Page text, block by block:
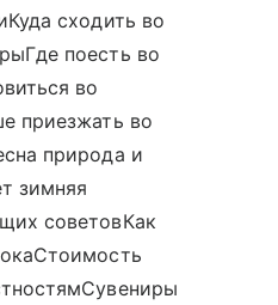
сходить во
поесть во
во
приезжать во
природа и
зимняя
советовКак